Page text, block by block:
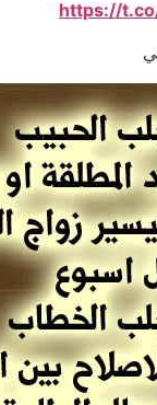
https://